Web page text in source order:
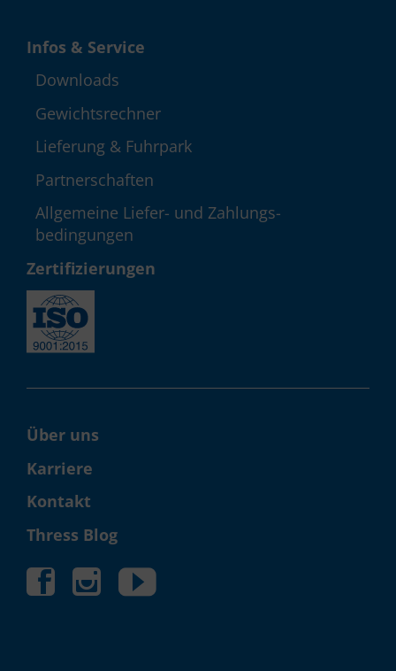
Infos & Service
Down­loads
Gewichts­rechner
Lieferung & Fuhrpark
Partner­schaften
Allgemeine Liefer- und Zahlungs­
bedingungen
Zerti­fizie­rungen
Über uns
Karriere
Kontakt
Thress Blog